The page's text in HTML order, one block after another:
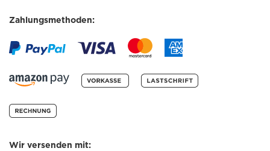
Zahlungsmethoden:
Wir versenden mit: